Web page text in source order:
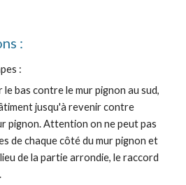
:
:
le bas contre le mur pignon au sud,
jusqu'à revenir contre
pignon. Attention on ne peut pas
de chaque côté du mur pignon et
de la partie arrondie, le raccord